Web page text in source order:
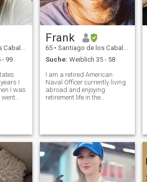
Dom. Rep.
- 99
I
I was
went
Frank
65 • Santiago de los Caballeros, Santiago, Dom. Rep.
Suche: Weiblich 35 - 58
I am a retired American
Naval Officer currently living
abroad and enjoying
retirement life in the
and flew million dollar fighter
jets for a living